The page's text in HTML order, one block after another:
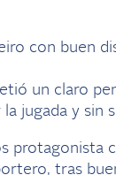
con buen
un claro
jugada y sin
protagonista
tras